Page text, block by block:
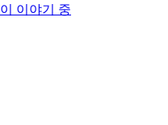
이 이야기 중